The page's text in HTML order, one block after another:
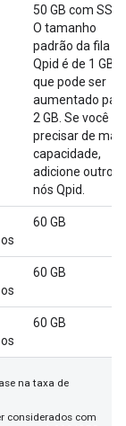
50 GB com SSD
O tamanho
padrão da fila
Qpid é de 1 GB,
que pode ser
aumentado
2 GB. Se você
precisar de mais
capacidade,
adicione outros
nós Qpid.
60 GB
60 GB
60 GB
na taxa de
considerados com